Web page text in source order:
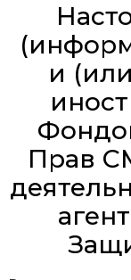
и
Прав